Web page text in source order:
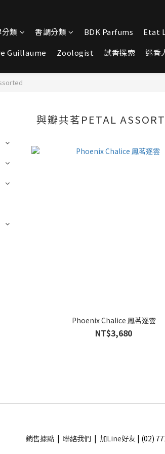
類 香調分類 BDK Parfums Etat
Guillaume Zoologist 試香探索 迷香
與瓣共茗PETAL
Phoenix Chalice 鳳茗逐雲
NT$3,680
銷售據點| 聯絡我們| 加Line好友 | (02)